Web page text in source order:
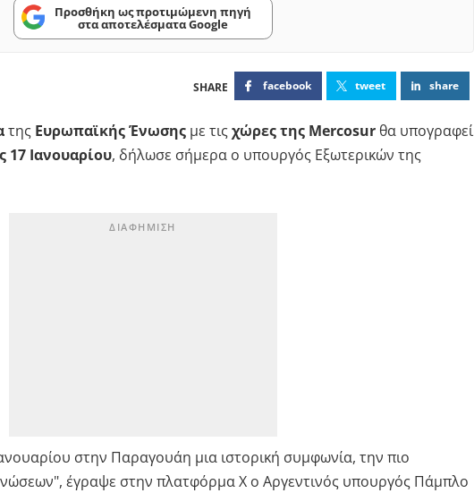
Προσθήκη ως προτιμώμενη πηγή
στα αποτελέσματα Google
facebook tweet share
της Ευρωπαϊκής Ένωσηςμε τις χώρες της Mercosur θα υπογραφεί
17 Ιανουαρίου, δήλωσε σήμερα ο υπουργός Εξωτερικών της
στην Παραγουάη μια ιστορική συμφωνία, την πιο
έγραψε στην πλατφόρμα Χ ο Αργεντινός υπουργός Πάμπλο